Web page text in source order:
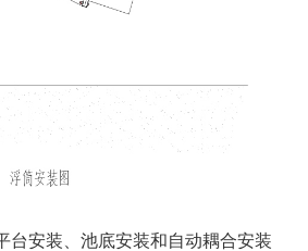
台安装、池底安装和自动耦合安装